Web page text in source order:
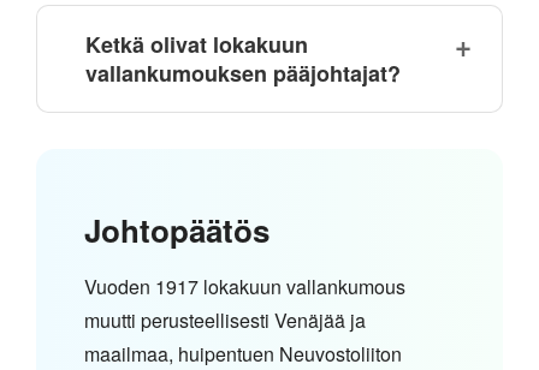
Ketkä olivat lokakuun
vallankumouksen pääjohtajat?
Johtopäätös
Vuoden 1917 lokakuun vallankumous
muutti perusteellisesti Venäjää ja
maailmaa, huipentuen Neuvostoliiton